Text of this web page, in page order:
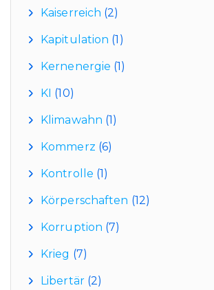
Kaiserreich (2)
Kapitulation (1)
Kernenergie (1)
KI (10)
Klimawahn (1)
Kommerz (6)
Kontrolle (1)
Körperschaften (12)
Korruption (7)
Krieg (7)
Libertär(2)